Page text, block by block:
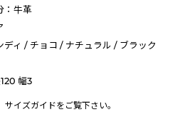
：牛革
ディ / チョコ / ナチュラル / ブラック
幅3
サイズガイドをご覧下さい。